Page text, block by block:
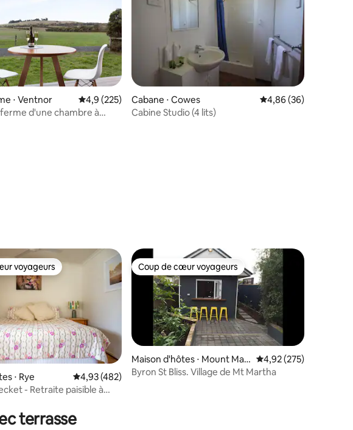
de 209 commentaires : 4,75 sur 5
⋅ Ventnor Évaluation moyenne sur la base de 225 commentaires : 4,9 sur 5
4,9 (225)
d'une chambre à
Cabane ⋅ Cowes Évaluation moyenne
4,86 (36)
Cabine Studio (4 lits)
de 555 commentaires : 4,71 sur 5
voyageurs
voyageurs
⋅ Rye Évaluation moyenne sur la base de 482 commentaires : 4,93 sur 5
4,93 (482)
- Retraite paisible à
Coup de cœur voyageurs
Coup de cœur voyageurs
Maison d'hôtes ⋅ Mount Mart
ha
Évaluation moyenne
4,92 (275)
Byron St Bliss. Village de Mt Martha
terrasse